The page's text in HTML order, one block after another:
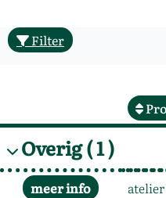
Filter
Overig( 1 )
atelier